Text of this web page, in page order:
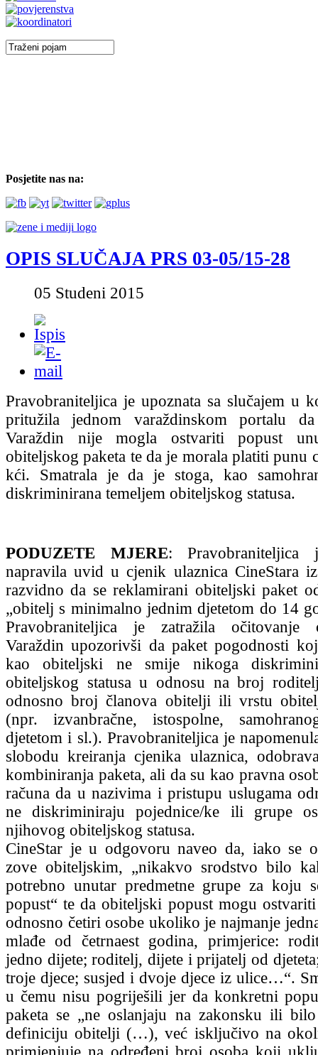
Posjetite nas na:
OPIS SLUČAJA PRS 03-05/15-28
05 Studeni 2015
Pravobraniteljica je upoznata sa slučajem u
pritužila jednom varaždinskom portalu
Varaždin nije mogla ostvariti popust
obiteljskog paketa te da je morala platiti punu
kći. Smatrala je da je stoga, kao
diskriminirana temeljem obiteljskog statusa.
PODUZETE MJERE: Pravobraniteljica
napravila uvid u cjenik ulaznica CineStara
razvidno da se reklamirani obiteljski paket
„obitelj s minimalno jednim djetetom do 14
Pravobraniteljica je zatražila očitovanje
Varaždin upozorivši da paket pogodnosti
kao obiteljski ne smije nikoga
obiteljskog statusa u odnosu na broj
odnosno broj članova obitelji ili vrstu
(npr. izvanbračne, istospolne,
djetetom i sl.). Pravobraniteljica je
slobodu kreiranja cjenika ulaznica,
kombiniranja paketa, ali da su kao pravna
računa da u nazivima i pristupu uslugama
ne diskriminiraju pojednice/ke ili grupe
njihovog obiteljskog statusa.
CineStar je u odgovoru naveo da, iako se
zove obiteljskim, „nikakvo srodstvo bilo
potrebno unutar predmetne grupe za koju
popust“ te da obiteljski popust mogu
odnosno četiri osobe ukoliko je najmanje
mlađe od četrnaest godina, primjerice:
jedno dijete; roditelj, dijete i prijatelj od
troje djece; susjed i dvoje djece iz ulice…“.
u čemu nisu pogriješili jer da konkretni
paketa se „ne oslanjaju na zakonsku ili
definiciju obitelji (…), već isključivo na